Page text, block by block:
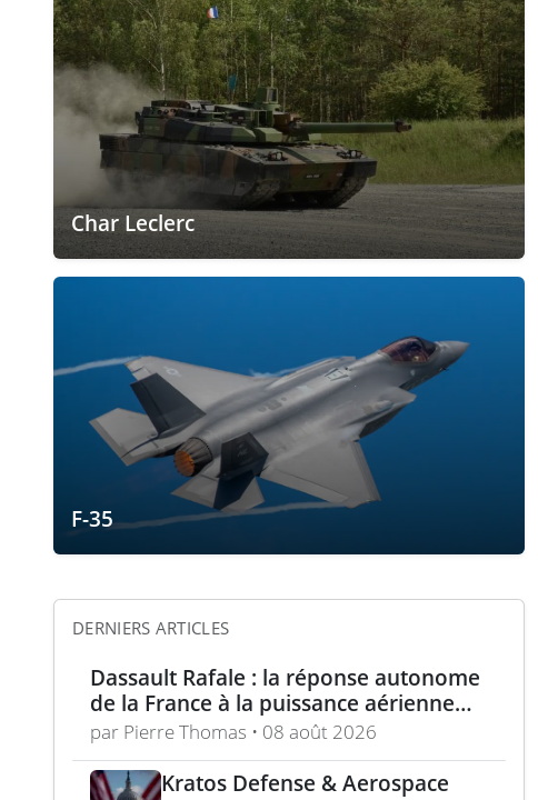
Char Leclerc
F-35
DERNIERS ARTICLES
Dassault Rafale : la réponse autonome
de la France à la puissance aérienne
moderne
par Pierre Thomas • 08 août 2026
Kratos Defense & Aerospace